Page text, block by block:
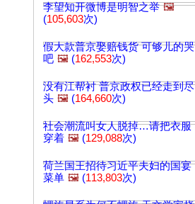
李望知开微博是明智之举 🖼️
(105,603次)
假大款普京娶赔钱货 可够儿的哭
吧 🖼️ (162,553次)
没有江帮衬 普京政权已经走到尽
头 🖼️ (164,660次)
社会潮流叫女人脱掉…请把衣服
穿着 🖼️ (129,088次)
荷兰国王招待习近平夫妇的国宴
菜单 🖼️ (113,803次)